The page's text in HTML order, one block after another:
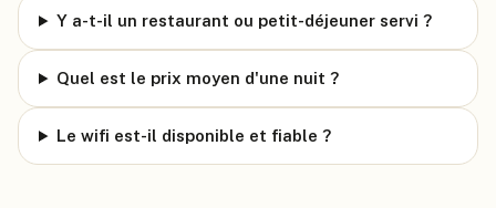
Y a-t-il un restaurant ou petit-déjeuner servi ?
Quel est le prix moyen d'une nuit ?
Le wifi est-il disponible et fiable ?